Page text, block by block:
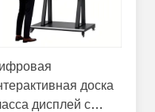
доска
дисплей с